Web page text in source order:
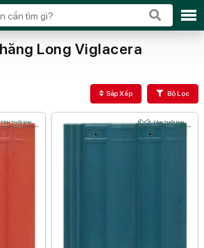
Long Viglacera
Sắp Xếp Bộ Lọc